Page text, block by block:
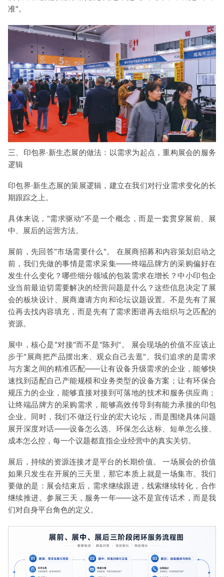
准"。
三、印包界·新生态展的做法：以需求为起点，重构展会的服务
逻辑
印包界·新生态展的策展逻辑，建立在我们对行业需求变化的长
期跟踪之上。
具体来说，"需求驱动"不是一个概念，而是一套贯穿展前、展
中、展后的运营方法。
展前，先回答"市场需要什么"。 在展商招募和内容策划启动之
前，我们先做的事情是需求采集——终端品牌方的采购偏好在
发生什么变化？哪些细分领域的包装需求在增长？中小印包企
业当前最迫切需要解决的经营问题是什么？这些信息决定了展
会的板块设计、展商邀请方向和论坛议题设置。不是先有了展
位再去找内容填充，而是先有了需求图谱再去组织与之匹配的
资源。
展中，核心是"对接"而不是"陈列"。 展会现场的价值不应该止
步于"展商把产品摆出来、观众自己去逛"。我们追求的是需求
与方案之间的精准匹配——让有设备升级需求的企业，能够快
速找到适配自己产能规模和业务类型的设备方案；让有环保合
规压力的企业，能够直接对接到可落地的技术和服务供应商；
让终端品牌方的采购需求，能够高效传导到有能力承接的印包
企业。同时，我们不做泛行业的宏大论坛，而是围绕具体问题
展开深度对话——设备怎么选、环保怎么达标、短单怎么接、
成本怎么控，每一个议题都直指企业经营中的真实关切。
展后，持续的资源连接才是平台的长期价值。 一场展会的价值
如果只发生在开展的三天里，那它本质上就是一场集市。我们
要做的是：展会结束后，需求继续跟进，线索继续转化，合作
继续推进。参展三天，服务一年——这不是宣传话术，而是我
们对自身平台角色的定义。